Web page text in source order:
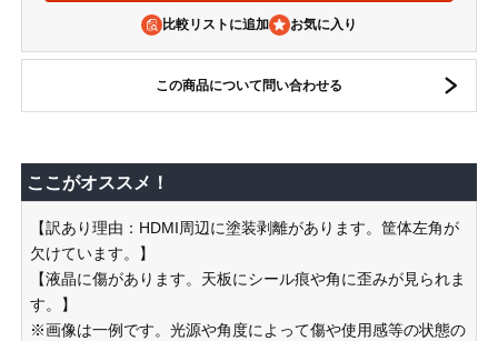
比較リストに追加
この商品について問い合わせる
ここがオススメ！
【訳あり理由：HDMI周辺に塗装剥離があります。筐体左角が
欠けています。】
【液晶に傷があります。天板にシール痕や角に歪みが見られま
す。】
※画像は一例です。光源や角度によって傷や使用感等の状態の